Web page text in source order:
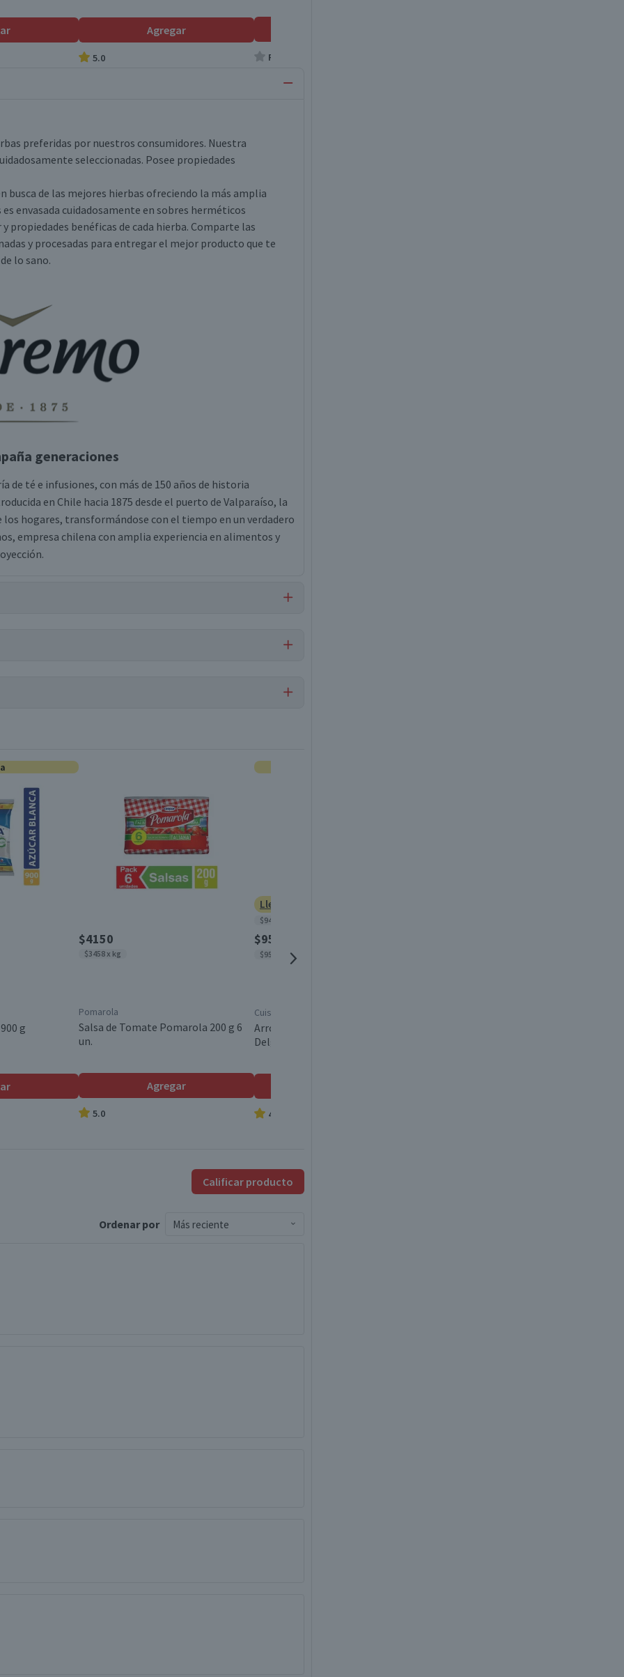
Agregar
5.0 Producto sin calificar
preferidas por nuestros consumidores. Nuestra
seleccionadas. Posee propiedades
busca de las mejores hierbas ofreciendo la más amplia
envasada cuidadosamente en sobres herméticos
propiedades benéficas de cada hierba. Comparte las
y procesadas para entregar el mejor producto que te
lo sano.
generaciones
de té e infusiones, con más de 150 años de historia
en Chile hacia 1875 desde el puerto de Valparaíso, la
hogares, transformándose con el tiempo en un verdadero
empresa chilena con amplia experiencia en alimentos y
Conservar en un lugar fresco y seco
Chile
g
$4150
$3458 x kg
Pomarola
Salsa de Tomate Pomarola 200 g 6
un.
Agregar
5.0
Lleva 2 por $1890
$945 x kg
$950
$950 x kg
Cuisine & Co
Arroz Grado 2 Cuisine & Co Largo y
Delgado 1 kg
4.9
Calificar producto
Ordenar por Más reciente